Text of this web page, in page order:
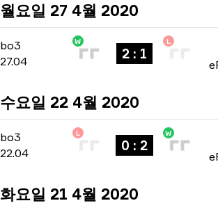
월요일 27 4월 2020
bo3 -bo3
27.04
W
2 : 1
L
수요일 22 4월 2020
bo3 -bo3
22.04
L
0 : 2
W
화요일 21 4월 2020